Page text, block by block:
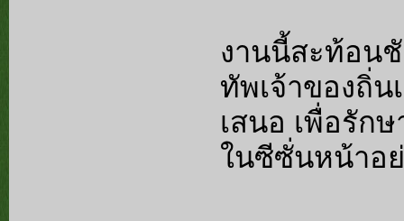
งานนี้สะท้อน
ทัพเจ้าของถิ่
เสนอ เพื่อรัก
ในซีซั่นหน้าอ